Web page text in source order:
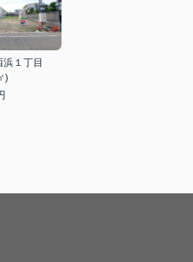
１丁目
)